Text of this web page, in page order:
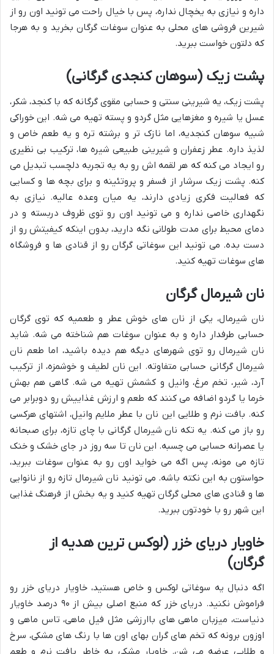
داره و نیازی به یخچال نداره، پس با خیال راحت می تونید اون رو از
شیرین فروشی های محلی به عنوان سوغات گرگان بخرید و به هرجا
که دلتون خواست ببرید.
پشت زیک (سوهان کنجدی گرگانی)
پشت زیک، یه شیرینی سنتی و حسابی مقوی گرگانه که با کنجد، شکر،
عسل یا شیره و مغزهایی مثل گردو و پسته تهیه می شه. این خوراکی
شبیه سوهان کنجدیه، اما نازک تر و برشته تره و یه طعم خاص و
لذیذ داره. عطر زعفران و شیرینی طبیعی شیره ها، ترکیب بی نظیری
رو ایجاد می کنه که هر لقمه اش رو به یه تجربه دلچسب تبدیل می
کنه. پشت زیک سرشار از فسفر و پروتئینه و برای بچه ها و کسایی
که فعالیت فکری زیادی دارند، یه میان وعده عالیه. نیازی به
نگهداری خاصی نداره و می تونید اون رو توی ظروف دربسته و در
دمای محیط برای مدت طولانی نگه دارید، بدون اینکه کیفیتش رو از
دست بده. می تونید این سوغاتی گرگان رو از قنادی ها و فروشگاه
های سوغات تهیه کنید.
نان شیرمال گرگان
نان شیرمال، یکی از نان های خوش عطر و طعمیه که توی گرگان
حسابی طرفدار داره و به عنوان سوغات هم شناخته می شه. شاید
نان شیرمال رو توی شهرهای دیگه هم دیده باشید، اما طعم نان
شیرمال گرگانی حسابی متفاوته. این نان لطیف و خوشمزه، از ترکیب
آرد، شیر، تخم مرغ، وانیل و کشمش تهیه می شه. گاهی هم بهش
خرما یا گردو اضافه می کنند که طعم و ارزش غذاییش رو دوبرابر می
کنه. بافت نرم و طلایی این نان با عطر ملایم وانیل، اشتهای هرکسی
رو باز می کنه. یه تکه نان شیرمال گرگانی با چای تازه، برای صبحانه
یا عصرانه حسابی می چسبه. این نان تا سه روز در جای خشک و خنک
تازه می مونه، پس اگه می خواید اون رو به عنوان سوغات ببرید،
حواستون به این نکته باشه. می تونید نان شیرمال تازه رو از نانوایی
ها و قنادی های محلی گرگان تهیه کنید و یه بخش از فرهنگ غذایی
این شهر رو با خودتون ببرید.
خاویار دریای خزر (لوکس ترین هدیه از
گرگان)
اگه دنبال یه سوغاتی لوکس و خاص هستید، خاویار دریای خزر رو
فراموش نکنید. دریای خزر که منبع اصلی بیش از ۹۰ درصد خاویار
دنیاست، میزبان ماهی های باارزشی مثل فیل ماهی، تاس ماهی و
اوزون برونه که تخم های گران بهای اون ها با رنگ های مشکی، سرخ
و طلایی عرضه می شن. خاویار مشکی به خاطر بافت نرم و طعم